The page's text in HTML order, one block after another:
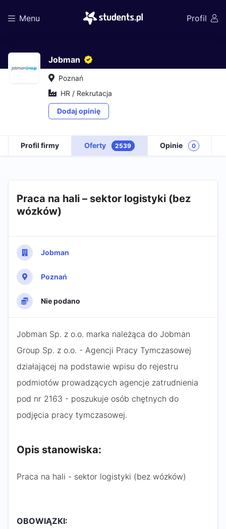
Menu Profil
Jobman
Poznań
HR / Rekrutacja
Dodaj opinię
Profil firmy Oferty 2539 Opinie 0
Praca na hali – sektor logistyki (bez
wózków)
Jobman
Poznań
Nie podano
Jobman Sp. z o.o. marka należąca do Jobman
Group Sp. z o.o. - Agencji Pracy Tymczasowej
działającej na podstawie wpisu do rejestru
podmiotów prowadzących agencje zatrudnienia
pod nr 2163 - poszukuje osób chętnych do
podjęcia pracy tymczasowej.
Opis stanowiska:
Praca na hali - sektor logistyki (bez wózków)
OBOWIĄZKI: